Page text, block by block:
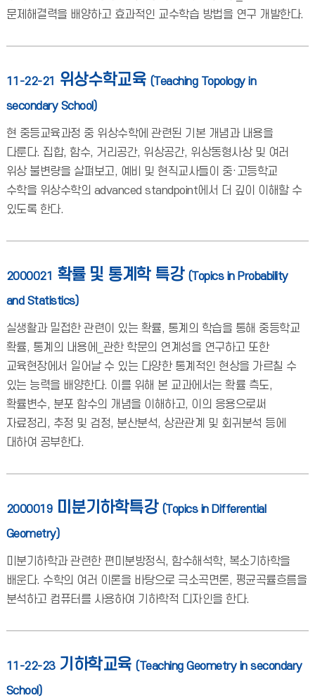
문제해결력을 배양하고 효과적인 교수학습 방법을 연구 개발한다.
11-22-21 위상수학교육 (Teaching Topology in
secondary School)
현 중등교육과정 중 위상수학에 관련된 기본 개념과 내용을
다룬다. 집합, 함수, 거리공간, 위상공간, 위상동형사상 및 여러
위상 불변량을 살펴보고, 예비 및 현직교사들이 중·고등학교
수학을 위상수학의 advanced standpoint에서 더 깊이 이해할 수
있도록 한다.
2000021 확률 및 통계학 특강 (Topics in Probability
and Statistics)
실생활과 밀접한 관련이 있는 확률, 통계의 학습을 통해 중등학교
확률, 통계의 내용에_관한 학문의 연계성을 연구하고 또한
교육현장에서 일어날 수 있는 다양한 통계적인 현상을 가르칠 수
있는 능력을 배양한다. 이를 위해 본 교과에서는 확률 측도,
확률변수, 분포 함수의 개념을 이해하고, 이의 응용으로써
자료정리, 추정 및 검정, 분산분석, 상관관계 및 회귀분석 등에
대하여 공부한다.
2000019 미분기하학특강 (Topics in Differential
Geometry)
미분기하학과 관련한 편미분방정식, 함수해석학, 복소기하학을
배운다. 수학의 여러 이론을 바탕으로 극소곡면론, 평균곡률흐름을
분석하고 컴퓨터를 사용하여 기하학적 디자인을 한다.
11-22-23 기하학교육 (Teaching Geometry in secondary
School)